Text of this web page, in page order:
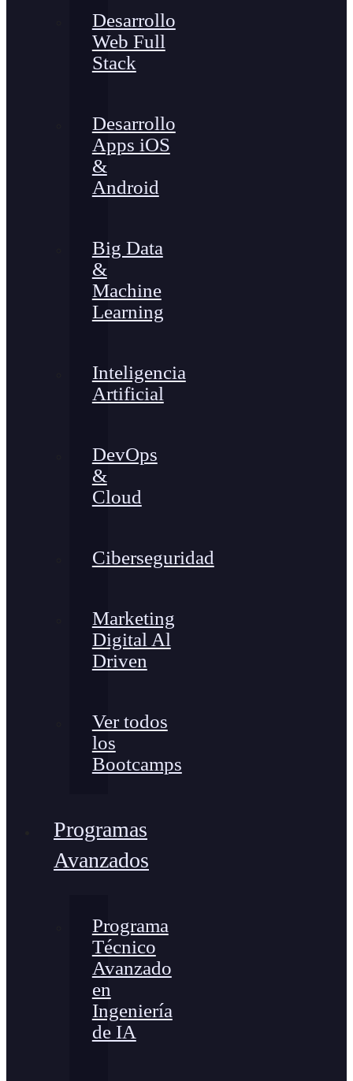
Desarrollo
Web Full
Stack
Desarrollo
Apps iOS
&
Android
Big Data
&
Machine
Learning
Inteligencia
Artificial
DevOps
&
Cloud
Ciberseguridad
Marketing
Digital Al
Driven
Ver todos
los
Bootcamps
Programas
Avanzados
Programa
Técnico
Avanzado
en
Ingeniería
de IA